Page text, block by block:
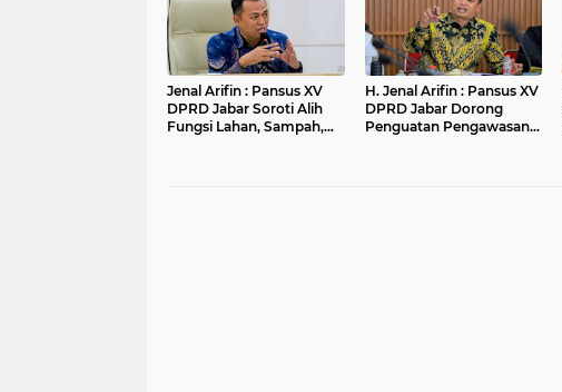
Jenal Arifin : Pansus XV
DPRD Jabar Soroti Alih
Fungsi Lahan, Sampah,
H. Jenal Arifin : Pansus XV
DPRD Jabar Dorong
Penguatan Pengawasan